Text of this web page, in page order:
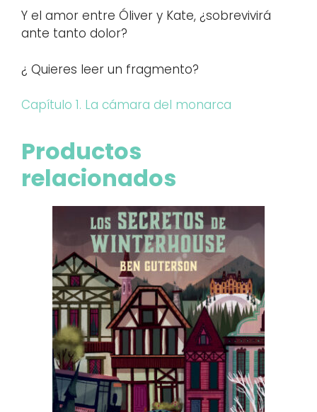
Y el amor entre Óliver y Kate, ¿sobrevivirá
ante tanto dolor?
¿ Quieres leer un fragmento?
Capítulo 1. La cámara del monarca
Productos
relacionados